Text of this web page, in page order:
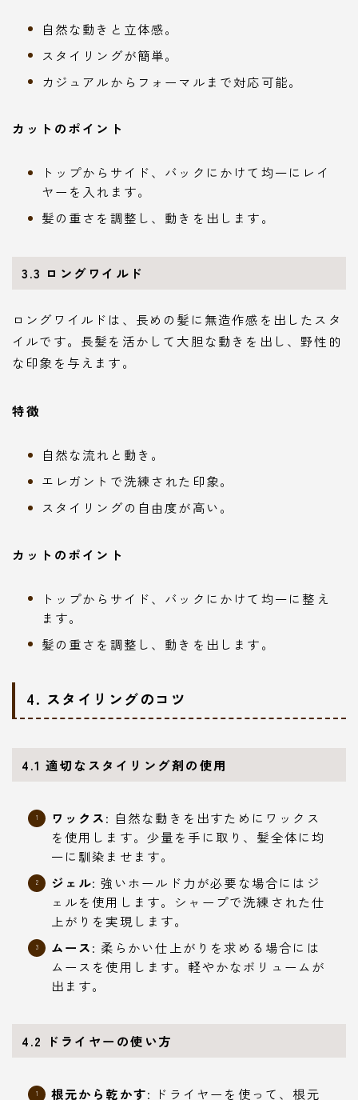
自然な動きと立体感。
スタイリングが簡単。
カジュアルからフォーマルまで対応可能。
カットのポイント
トップからサイド、バックにかけて均一にレイ
ヤーを入れます。
髪の重さを調整し、動きを出します。
3.3 ロングワイルド
ロングワイルドは、長めの髪に無造作感を出したスタ
イルです。長髪を活かして大胆な動きを出し、野性的
な印象を与えます。
特徴
自然な流れと動き。
エレガントで洗練された印象。
スタイリングの自由度が高い。
カットのポイント
トップからサイド、バックにかけて均一に整え
ます。
髪の重さを調整し、動きを出します。
4. スタイリングのコツ
4.1適切なスタイリング剤の使用
ワックス: 自然な動きを出すためにワックス
を使用します。少量を手に取り、髪全体に均
一に馴染ませます。
ジェル: 強いホールド力が必要な場合にはジ
ェルを使用します。シャープで洗練された仕
上がりを実現します。
ムース: 柔らかい仕上がりを求める場合には
ムースを使用します。軽やかなボリュームが
出ます。
4.2 ドライヤーの使い方
根元から乾かす: ドライヤーを使って、根元